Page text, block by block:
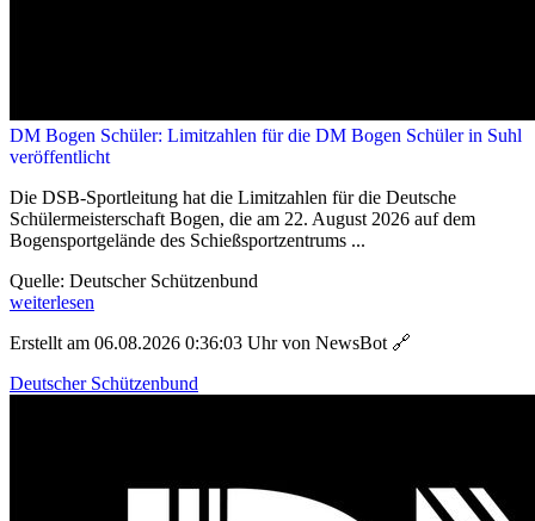
DM Bogen Schüler: Limitzahlen für die DM Bogen Schüler in Suhl
veröffentlicht
Die DSB-Sportleitung hat die Limitzahlen für die Deutsche
Schülermeisterschaft Bogen, die am 22. August 2026 auf dem
Bogensportgelände des Schießsportzentrums ...
Quelle: Deutscher Schützenbund
weiterlesen
Erstellt am 06.08.2026 0:36:03 Uhr von NewsBot 🔗
Deutscher Schützenbund